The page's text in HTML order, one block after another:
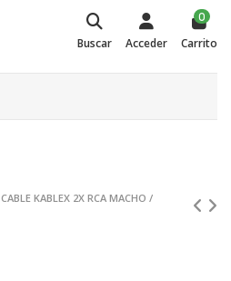
Buscar Acceder
0
Carrito
CABLE KABLEX 2X RCA MACHO /